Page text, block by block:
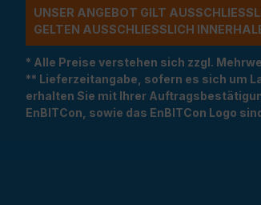
UNSER ANGEBOT GILT
ELTEN AUSSCHLIESSLICH
* Alle Preise verstehen sich zzgl.
** Lieferzeitangabe, sofern es sich um
erhalten Sie mit Ihrer
EnBITCon, sowie das EnBITCon Logo